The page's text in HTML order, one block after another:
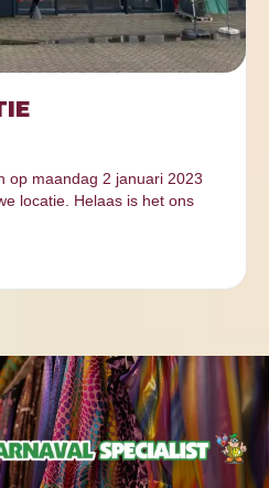
op maandag 2 januari 2023
locatie. Helaas is het ons